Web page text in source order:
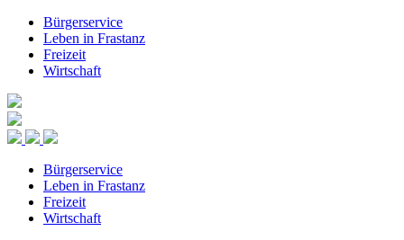
Bürgerservice
Leben in Frastanz
Freizeit
Wirtschaft
Bürgerservice
Leben in Frastanz
Freizeit
Wirtschaft